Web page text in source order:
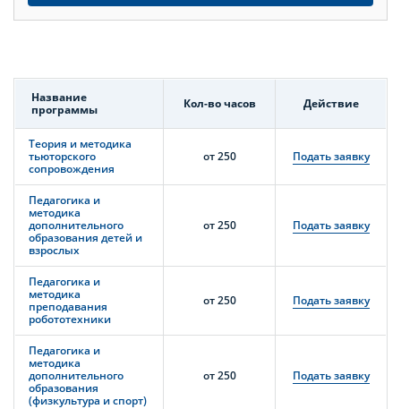
Название
программы
Кол-во часов Действие
Теория и методика
тьюторского
сопровождения
от 250 Подать заявку
Педагогика и
методика
дополнительного
образования детей и
взрослых
от 250 Подать заявку
Педагогика и
методика
преподавания
робототехники
от 250 Подать заявку
Педагогика и
методика
дополнительного
образования
(физкультура и спорт)
от 250 Подать заявку